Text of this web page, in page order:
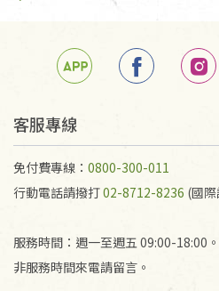
手抄稿進行退貨時，請務必
若未保持原包裝方式或未使
任何折損、磨損、污損或凹
不接受退貨之手抄稿，為敬重
代為結緣處理等。 若需將手
產生的運費100元/箱將由消費
客服專線
免付費專線： 0800-300-011
行動電話請撥打02-8712-8236 (國
服務時間：週一至週五 09:00-18:00。
非服務時間來電請留言。